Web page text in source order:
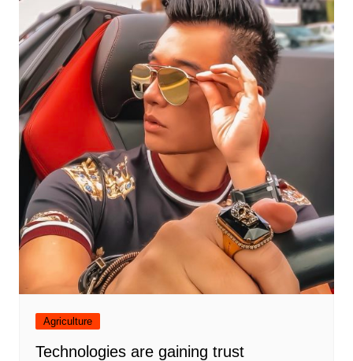
Agriculture
Technologies are gaining trust